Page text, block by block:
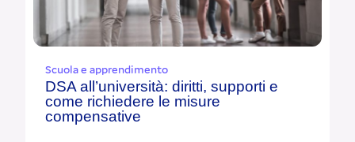
Scuola e apprendimento
DSA all’università: diritti, supporti e
come richiedere le misure
compensative